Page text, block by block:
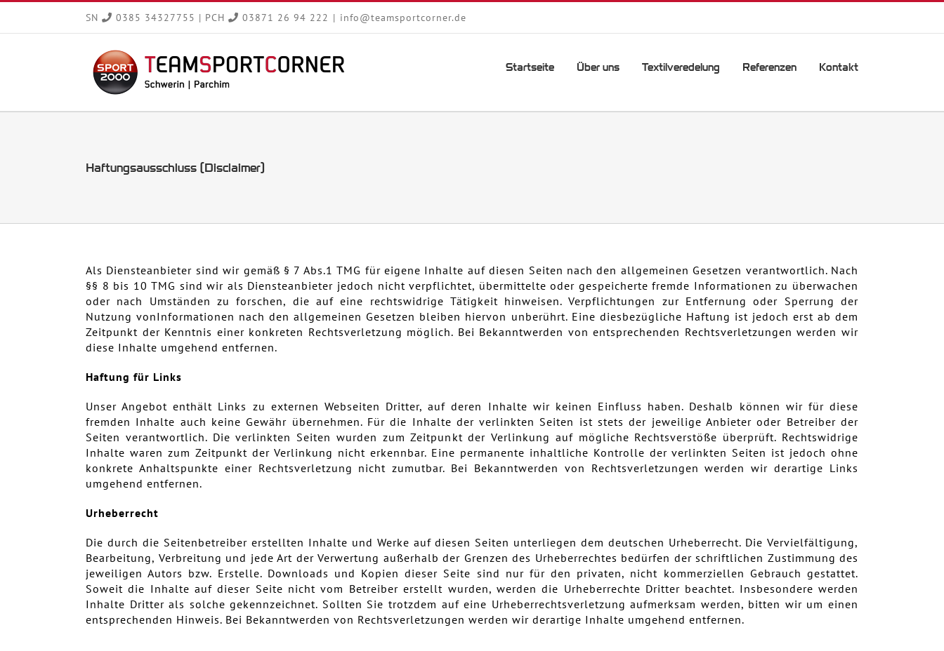
springen
SN 0385 34327755 | PCH 03871 26 94 222 | info@teamsportcorner.de
Startseite Über uns Textilveredelung Referenzen Kontakt
Haftungsausschluss (Disclaimer)
Als Diensteanbieter sind wir gemäß § 7 Abs.1 TMG für eigene Inhalte auf diesen Seiten nach den allgemeinen Gesetzen verantwortlich. Nach
§§ 8 bis 10 TMG sind wir als Diensteanbieter jedoch nicht verpflichtet, übermittelte oder gespeicherte fremde Informationen zu überwachen
oder nach Umständen zu forschen, die auf eine rechtswidrige Tätigkeit hinweisen. Verpflichtungen zur Entfernung oder Sperrung der
Nutzung vonInformationen nach den allgemeinen Gesetzen bleiben hiervon unberührt. Eine diesbezügliche Haftung ist jedoch erst ab dem
Zeitpunkt der Kenntnis einer konkreten Rechtsverletzung möglich. Bei Bekanntwerden von entsprechenden Rechtsverletzungen werden wir
diese Inhalte umgehend entfernen.
Haftung für Links
Unser Angebot enthält Links zu externen Webseiten Dritter, auf deren Inhalte wir keinen Einfluss haben. Deshalb können wir für diese
fremden Inhalte auch keine Gewähr übernehmen. Für die Inhalte der verlinkten Seiten ist stets der jeweilige Anbieter oder Betreiber der
Seiten verantwortlich. Die verlinkten Seiten wurden zum Zeitpunkt der Verlinkung auf mögliche Rechtsverstöße überprüft. Rechtswidrige
Inhalte waren zum Zeitpunkt der Verlinkung nicht erkennbar. Eine permanente inhaltliche Kontrolle der verlinkten Seiten ist jedoch ohne
konkrete Anhaltspunkte einer Rechtsverletzung nicht zumutbar. Bei Bekanntwerden von Rechtsverletzungen werden wir derartige Links
umgehend entfernen.
Urheberrecht
Die durch die Seitenbetreiber erstellten Inhalte und Werke auf diesen Seiten unterliegen dem deutschen Urheberrecht. Die Vervielfältigung,
Bearbeitung, Verbreitung und jede Art der Verwertung außerhalb der Grenzen des Urheberrechtes bedürfen der schriftlichen Zustimmung des
jeweiligen Autors bzw. Erstelle. Downloads und Kopien dieser Seite sind nur für den privaten, nicht kommerziellen Gebrauch gestattet.
Soweit die Inhalte auf dieser Seite nicht vom Betreiber erstellt wurden, werden die Urheberrechte Dritter beachtet. Insbesondere werden
Inhalte Dritter als solche gekennzeichnet. Sollten Sie trotzdem auf eine Urheberrechtsverletzung aufmerksam werden, bitten wir um einen
entsprechenden Hinweis. Bei Bekanntwerden von Rechtsverletzungen werden wir derartige Inhalte umgehend entfernen.